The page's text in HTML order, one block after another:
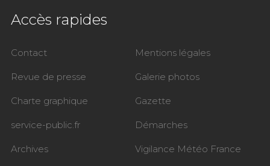
Accès rapides
Contact Mentions légales
Revue de presse Galerie photos
Charte graphique Gazette
service-public.fr Démarches
Archives Vigilance Météo France